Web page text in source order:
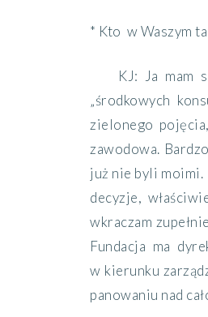
* Kto w Waszym
KJ: Ja mam
„środkowych
zielonego
zawodowa.
już nie byli moimi.
decyzje,
wkraczam
Fundacja ma
w kierunku
panowaniu nad